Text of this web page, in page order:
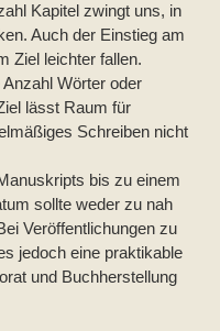
Kapitel zwingt uns, in
Auch der Einstieg am
Ziel leichter fallen.
Wörter oder
lässt Raum für
Schreiben nicht
bis zu einem
sollte weder zu nah
Veröffentlichungen zu
jedoch eine praktikable
und Buchherstellung